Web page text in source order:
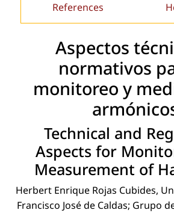
References
Aspectos
normativos
monitoreo y
Technical and
Aspects for
Measurement of
Herbert Enrique Rojas Cubides,
Francisco José de Caldas; Grupo